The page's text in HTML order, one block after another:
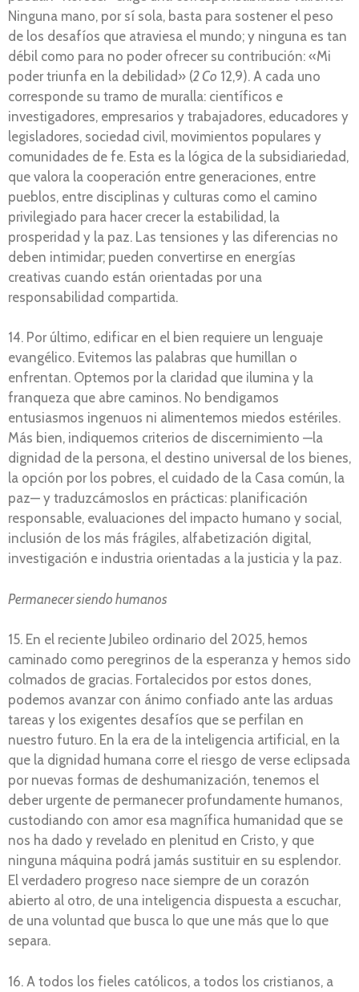
Ninguna mano, por sí sola, basta para sostener el peso
de los desafíos que atraviesa el mundo; y ninguna es tan
débil como para no poder ofrecer su contribución: «Mi
poder triunfa en la debilidad» (2 Co 12,9). A cada uno
corresponde su tramo de muralla: científicos e
investigadores, empresarios y trabajadores, educadores y
legisladores, sociedad civil, movimientos populares y
comunidades de fe. Esta es la lógica de la subsidiariedad,
que valora la cooperación entre generaciones, entre
pueblos, entre disciplinas y culturas como el camino
privilegiado para hacer crecer la estabilidad, la
prosperidad y la paz. Las tensiones y las diferencias no
deben intimidar; pueden convertirse en energías
creativas cuando están orientadas por una
responsabilidad compartida.
14. Por último, edificar en el bien requiere un lenguaje
evangélico. Evitemos las palabras que humillan o
enfrentan. Optemos por la claridad que ilumina y la
franqueza que abre caminos. No bendigamos
entusiasmos ingenuos ni alimentemos miedos estériles.
Más bien, indiquemos criterios de discernimiento —la
dignidad de la persona, el destino universal de los bienes,
la opción por los pobres, el cuidado de la Casa común, la
paz— y traduzcámoslos en prácticas: planificación
responsable, evaluaciones del impacto humano y social,
inclusión de los más frágiles, alfabetización digital,
investigación e industria orientadas a la justicia y la paz.
Permanecer siendo humanos
15. En el reciente Jubileo ordinario del 2025, hemos
caminado como peregrinos de la esperanza y hemos sido
colmados de gracias. Fortalecidos por estos dones,
podemos avanzar con ánimo confiado ante las arduas
tareas y los exigentes desafíos que se perfilan en
nuestro futuro. En la era de la inteligencia artificial, en la
que la dignidad humana corre el riesgo de verse eclipsada
por nuevas formas de deshumanización, tenemos el
deber urgente de permanecer profundamente humanos,
custodiando con amor esa magnífica humanidad que se
nos ha dado y revelado en plenitud en Cristo, y que
ninguna máquina podrá jamás sustituir en su esplendor.
El verdadero progreso nace siempre de un corazón
abierto al otro, de una inteligencia dispuesta a escuchar,
de una voluntad que busca lo que une más que lo que
separa.
16. A todos los fieles católicos, a todos los cristianos, a